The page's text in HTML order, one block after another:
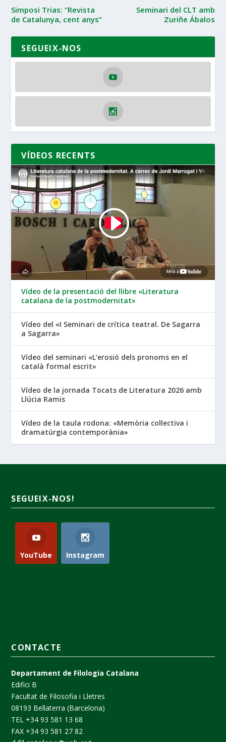
Simposi Trias: “Revista
de Catalunya, cent anys”
Seminari del CLT amb
Zuriñe Ábalos
SEGUEIX-NOS
VÍDEOS RECENTS
Vídeo de la presentació del llibre «Literatura
catalana de la postmodernitat»
Vídeo del «I Seminari de crítica teatral. De Sagarra
a Sagarra»
Vídeo del seminari «L’erosió dels pronoms en el
català formal escrit»
Vídeo de la jornada Tocats de Literatura 2026 amb
Llúcia Ramis
Vídeo de la taula rodona: «Memòria col·lectiva i
dramatúrgia contemporània»
SEGUEIX-NOS!
YouTube Instagram
CONTACTE
Departament de Filologia Catalana
Edifici B
Facultat de Filosofia i Lletres
08193 Bellaterra (Barcelona)
TEL +34 93 581 13 68
FAX +34 93 581 27 82